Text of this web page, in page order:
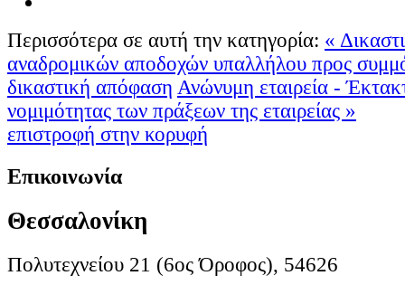
Περισσότερα σε αυτή την κατηγορία: «
αναδρομικών αποδοχών υπαλλήλου προς
δικαστική απόφαση Ανώνυμη εταιρεία -
νομιμότητας των πράξεων της εταιρείας »
επιστροφή στην κορυφή
Επικοινωνία
Θεσσαλονίκη
Πολυτεχνείου 21 (6ος Όροφος), 54626